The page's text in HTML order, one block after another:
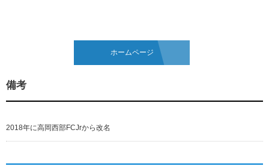
ホームページ
備考
2018年に高岡西部FCJrから改名